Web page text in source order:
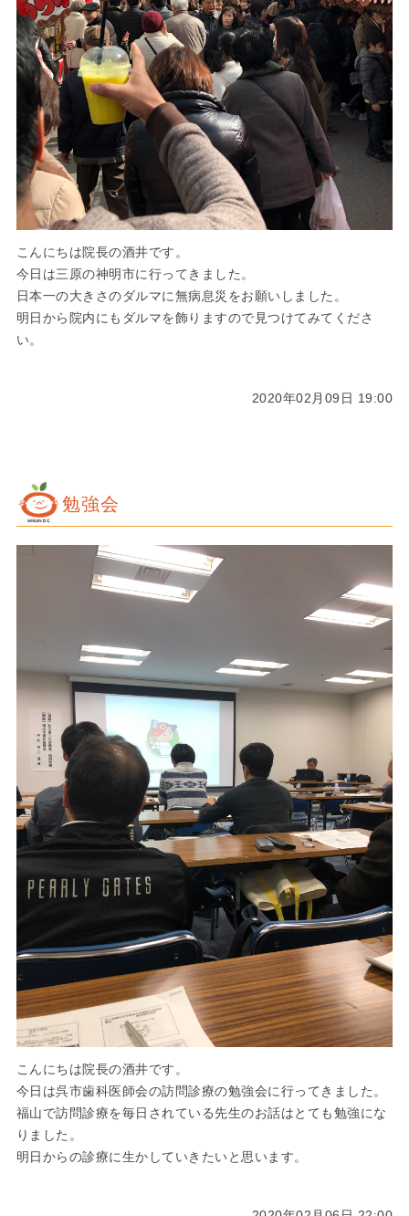
こんにちは院長の酒井です。
今日は三原の神明市に行ってきました。
日本一の大きさのダルマに無病息災をお願いしました。
明日から院内にもダルマを飾りますので見つけてみてくださ
い。
2020年02月09日 19:00
勉強会
こんにちは院長の酒井です。
今日は呉市歯科医師会の訪問診療の勉強会に行ってきました。
福山で訪問診療を毎日されている先生のお話はとても勉強にな
りました。
明日からの診療に生かしていきたいと思います。